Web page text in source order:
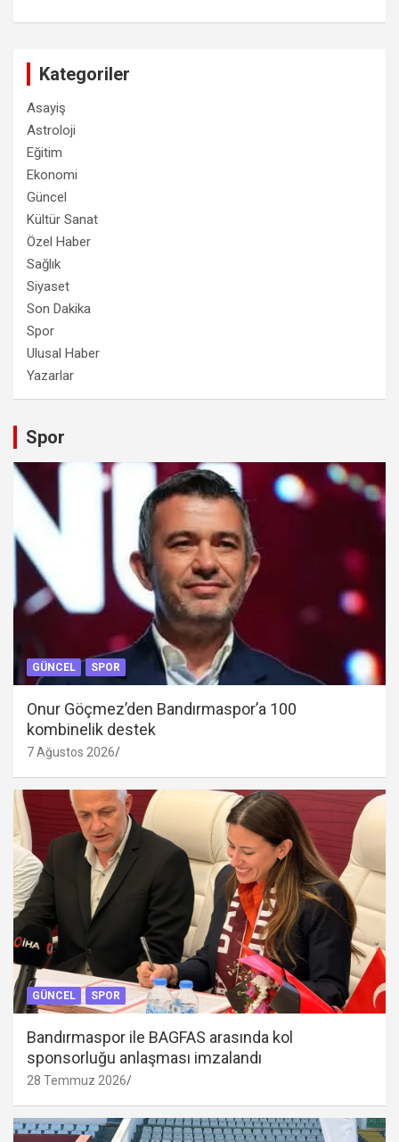
Kategoriler
Asayiş
Astroloji
Eğitim
Ekonomi
Güncel
Kültür Sanat
Özel Haber
Sağlık
Siyaset
Son Dakika
Spor
Ulusal Haber
Yazarlar
Spor
GÜNCEL SPOR
Onur Göçmez’den Bandırmaspor’a 100
kombinelik destek
7 Ağustos 2026
GÜNCEL SPOR
Bandırmaspor ile BAGFAS arasında kol
sponsorluğu anlaşması imzalandı
28 Temmuz 2026